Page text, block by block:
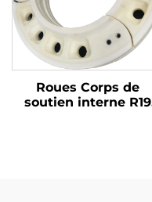
Roues Corps de
soutien interne R19